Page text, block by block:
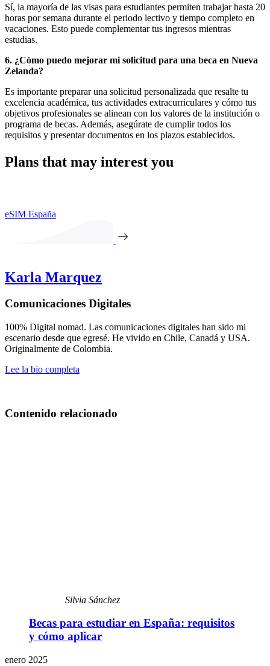
Sí, la mayoría de las visas para estudiantes permiten trabajar hasta 20
horas por semana durante el periodo lectivo y tiempo completo en
vacaciones. Esto puede complementar tus ingresos mientras
estudias.
6. ¿Cómo puedo mejorar mi solicitud para una beca en Nueva
Zelanda?
Es importante preparar una solicitud personalizada que resalte tu
excelencia académica, tus actividades extracurriculares y cómo tus
objetivos profesionales se alinean con los valores de la institución o
programa de becas. Además, asegúrate de cumplir todos los
requisitos y presentar documentos en los plazos establecidos.
Plans that may interest you
eSIM España
Karla Marquez
Comunicaciones Digitales
100% Digital nomad. Las comunicaciones digitales han sido mi
escenario desde que egresé. He vivido en Chile, Canadá y USA.
Originalmente de Colombia.
Lee la bio completa
Contenido relacionado
Silvia Sánchez
Becas para estudiar en España: requisitos
y cómo aplicar
enero 2025